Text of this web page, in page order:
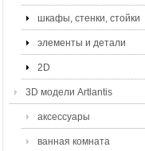
шкафы, стенки, стойки
элементы и детали
2D
3D модели Artlantis
аксессуары
ванная комната